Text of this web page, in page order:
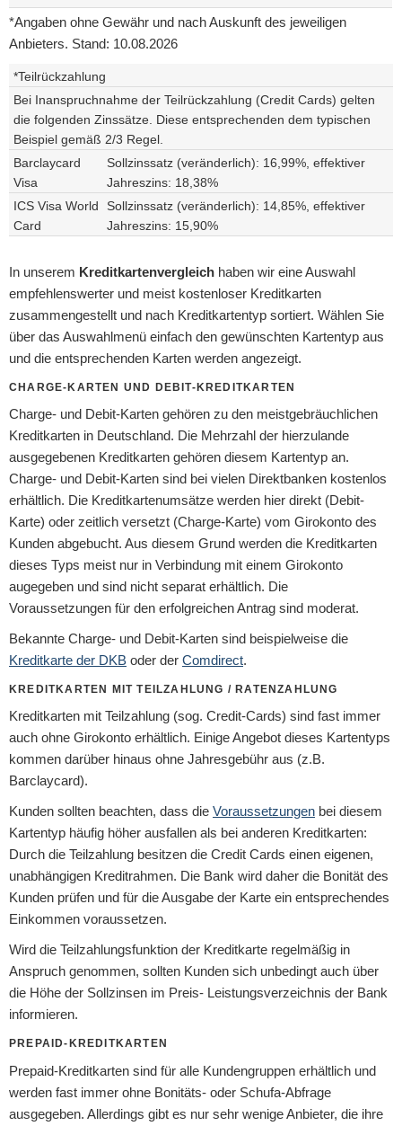
*Angaben ohne Gewähr und nach Auskunft des jeweiligen
Anbieters. Stand: 10.08.2026
*Teilrückzahlung
Bei Inanspruchnahme der Teilrückzahlung (Credit Cards) gelten
die folgenden Zinssätze. Diese entsprechenden dem typischen
Beispiel gemäß 2/3 Regel.
Barclaycard
Visa
Sollzinssatz (veränderlich): 16,99%, effektiver
Jahreszins: 18,38%
ICS Visa World
Card
Sollzinssatz (veränderlich): 14,85%, effektiver
Jahreszins: 15,90%
In unserem Kreditkartenvergleich haben wir eine Auswahl
empfehlenswerter und meist kostenloser Kreditkarten
zusammengestellt und nach Kreditkartentyp sortiert. Wählen Sie
über das Auswahlmenü einfach den gewünschten Kartentyp aus
und die entsprechenden Karten werden angezeigt.
CHARGE-KARTEN UND DEBIT-KREDITKARTEN
Charge- und Debit-Karten gehören zu den meistgebräuchlichen
Kreditkarten in Deutschland. Die Mehrzahl der hierzulande
ausgegebenen Kreditkarten gehören diesem Kartentyp an.
Charge- und Debit-Karten sind bei vielen Direktbanken kostenlos
erhältlich. Die Kreditkartenumsätze werden hier direkt (Debit-
Karte) oder zeitlich versetzt (Charge-Karte) vom Girokonto des
Kunden abgebucht. Aus diesem Grund werden die Kreditkarten
dieses Typs meist nur in Verbindung mit einem Girokonto
augegeben und sind nicht separat erhältlich. Die
Voraussetzungen für den erfolgreichen Antrag sind moderat.
Bekannte Charge- und Debit-Karten sind beispielweise die
Kreditkarte der DKB oder der Comdirect.
KREDITKARTEN MIT TEILZAHLUNG / RATENZAHLUNG
Kreditkarten mit Teilzahlung (sog. Credit-Cards) sind fast immer
auch ohne Girokonto erhältlich. Einige Angebot dieses Kartentyps
kommen darüber hinaus ohne Jahresgebühr aus (z.B.
Barclaycard).
Kunden sollten beachten, dass die Voraussetzungen bei diesem
Kartentyp häufig höher ausfallen als bei anderen Kreditkarten:
Durch die Teilzahlung besitzen die Credit Cards einen eigenen,
unabhängigen Kreditrahmen. Die Bank wird daher die Bonität des
Kunden prüfen und für die Ausgabe der Karte ein entsprechendes
Einkommen voraussetzen.
Wird die Teilzahlungsfunktion der Kreditkarte regelmäßig in
Anspruch genommen, sollten Kunden sich unbedingt auch über
die Höhe der Sollzinsen im Preis- Leistungsverzeichnis der Bank
informieren.
PREPAID-KREDITKARTEN
Prepaid-Kreditkarten sind für alle Kundengruppen erhältlich und
werden fast immer ohne Bonitäts- oder Schufa-Abfrage
ausgegeben. Allerdings gibt es nur sehr wenige Anbieter, die ihre